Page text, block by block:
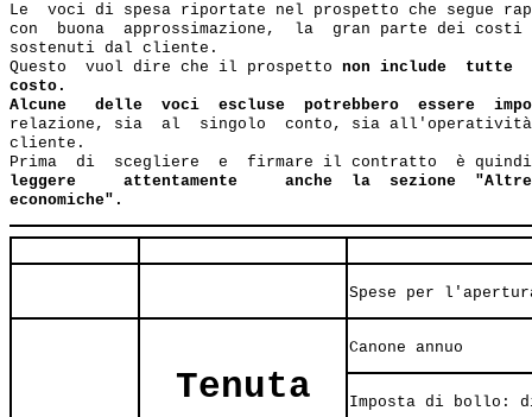
Le  voci di spesa riportate nel prospetto che segue
con  buona  approssimazione,  la  gran parte dei costi
sostenuti dal cliente.
Questo  vuol dire che il prospetto non include  tutte
costo.
Alcune   delle  voci  escluse  potrebbero  essere
relazione, sia  al  singolo  conto, sia
cliente.
Prima  di  scegliere  e  firmare il contratto  è quindi
leggere     attentamente     anche  la  sezione
economiche".
Spese per
Tenuta
Canone annuo
Imposta di bollo: